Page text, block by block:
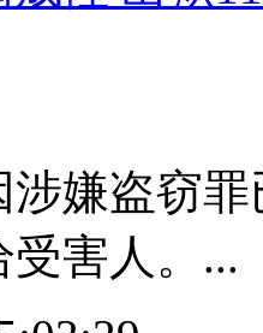
涉嫌盗窃
害人。...